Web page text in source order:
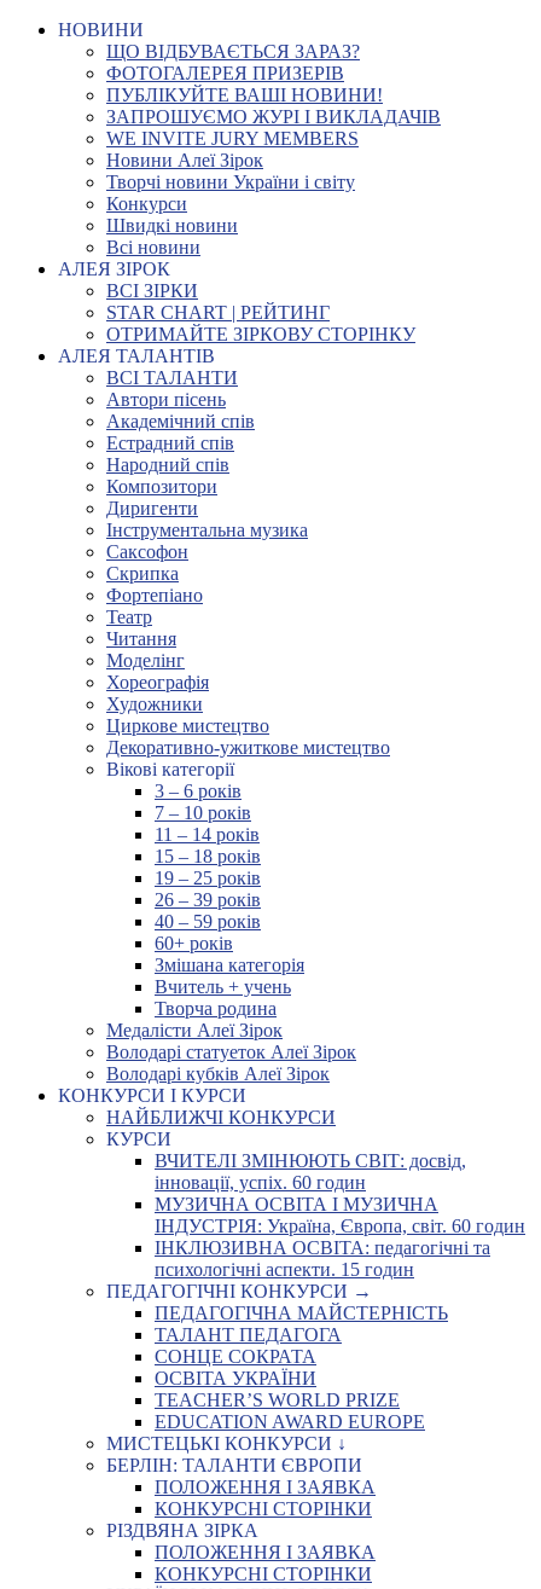
НОВИНИ
ЩО ВІДБУВАЄТЬСЯ ЗАРАЗ?
ФОТОГАЛЕРЕЯ ПРИЗЕРІВ
ПУБЛІКУЙТЕ ВАШІ НОВИНИ!
ЗАПРОШУЄМО ЖУРІ І ВИКЛАДАЧІВ
WE INVITE JURY MEMBERS
Новини Алеї Зірок
Творчі новини України і світу
Конкурси
Швидкі новини
Всі новини
АЛЕЯ ЗІРОК
ВСІ ЗІРКИ
STAR CHART | РЕЙТИНГ
ОТРИМАЙТЕ ЗІРКОВУ СТОРІНКУ
АЛЕЯ ТАЛАНТІВ
ВСІ ТАЛАНТИ
Автори пісень
Академічний спів
Естрадний спів
Народний спів
Композитори
Диригенти
Інструментальна музика
Саксофон
Скрипка
Фортепіано
Театр
Читання
Моделінг
Хореографія
Художники
Циркове мистецтво
Декоративно-ужиткове мистецтво
Вікові категорії
3 – 6 років
7 – 10 років
11 – 14 років
15 – 18 років
19 – 25 років
26 – 39 років
40 – 59 років
60+ років
Змішана категорія
Вчитель + учень
Творча родина
Медалісти Алеї Зірок
Володарі статуеток Алеї Зірок
Володарі кубків Алеї Зірок
КОНКУРСИ І КУРСИ
НАЙБЛИЖЧІ КОНКУРСИ
КУРСИ
ВЧИТЕЛІ ЗМІНЮЮТЬ СВІТ: досвід,
інновації, успіх. 60 годин
МУЗИЧНА ОСВІТА І МУЗИЧНА
ІНДУСТРІЯ: Україна, Європа, світ. 60 годин
ІНКЛЮЗИВНА ОСВІТА: педагогічні та
психологічні аспекти. 15 годин
ПЕДАГОГІЧНІ КОНКУРСИ →
ПЕДАГОГІЧНА МАЙСТЕРНІСТЬ
ТАЛАНТ ПЕДАГОГА
СОНЦЕ СОКРАТА
ОСВІТА УКРАЇНИ
TEACHER’S WORLD PRIZE
EDUCATION AWARD EUROPE
МИСТЕЦЬКІ КОНКУРСИ ↓
БЕРЛІН: ТАЛАНТИ ЄВРОПИ
ПОЛОЖЕННЯ І ЗАЯВКА
КОНКУРСНІ СТОРІНКИ
РІЗДВЯНА ЗІРКА
ПОЛОЖЕННЯ І ЗАЯВКА
КОНКУРСНІ СТОРІНКИ